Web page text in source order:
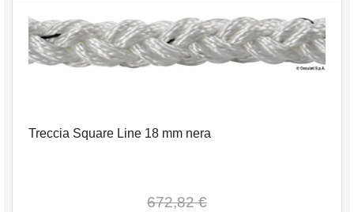
Treccia Square Line 18 mm nera
672,82 €